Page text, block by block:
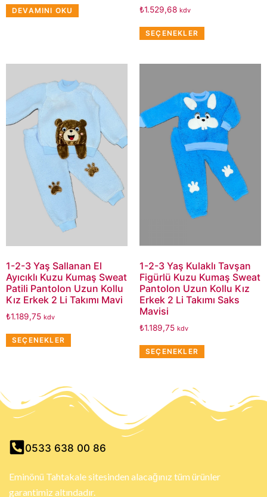
DEVAMINI OKU ₺1.529,68 kdv
SEÇENEKLER
1-2-3 Yaş Sallanan El
Ayıcıklı Kuzu Kumaş Sweat
Patili Pantolon Uzun Kollu
Kız Erkek 2 Li Takımı Mavi
₺1.189,75 kdv
SEÇENEKLER
1-2-3 Yaş Kulaklı Tavşan
Figürlü Kuzu Kumaş Sweat
Pantolon Uzun Kollu Kız
Erkek 2 Li Takımı Saks
Mavisi
₺1.189,75 kdv
SEÇENEKLER
0533 638 00 86
Eminönü Tahtakale sitesinden alacağınız tüm ürünler
garantimiz altındadır.